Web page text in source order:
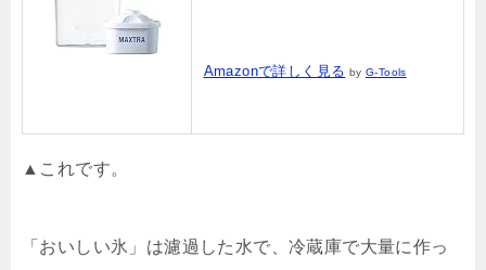
Amazonで詳しく見る by G-Tools
▲これです。
「おいしい氷」は濾過した水で、冷蔵庫で大量に作っ